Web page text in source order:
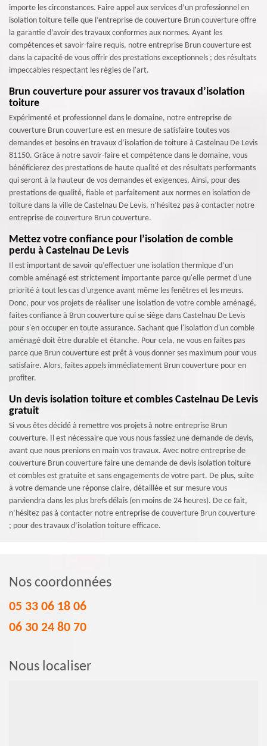
importe les circonstances. Faire appel aux services d’un professionnel en
isolation toiture telle que l’entreprise de couverture Brun couverture offre
la garantie d’avoir des travaux conformes aux normes. Ayant les
compétences et savoir-faire requis, notre entreprise Brun couverture est
dans la capacité de vous offrir des prestations exceptionnels ; des résultats
impeccables respectant les règles de l'art.
Brun couverture pour assurer vos travaux d’isolation
toiture
Expérimenté et professionnel dans le domaine, notre entreprise de
couverture Brun couverture est en mesure de satisfaire toutes vos
demandes et besoins en travaux d’isolation de toiture à Castelnau De Levis
81150. Grâce à notre savoir-faire et compétence dans le domaine, vous
bénéficierez des prestations de haute qualité et des résultats performants
qui seront à la hauteur de vos demandes et exigences. Ainsi, pour des
prestations de qualité, fiable et parfaitement aux normes en isolation de
toiture dans la ville de Castelnau De Levis, n’hésitez pas à contacter notre
entreprise de couverture Brun couverture.
Mettez votre confiance pour l’isolation de comble
perdu à Castelnau De Levis
Il est important de savoir qu’effectuer une isolation thermique d’un
comble aménagé est strictement importante parce qu'elle permet d'une
priorité à tout les cas d'urgence avant même les fenêtres et les meurs.
Donc, pour vos projets de réaliser une isolation de votre comble aménagé,
faites confiance à Brun couverture qui se siège dans Castelnau De Levis
pour s'en occuper en toute assurance. Sachant que l'isolation d'un comble
aménagé doit être durable et étanche. Pour cela, ne vous en faites pas
parce que Brun couverture est prêt à vous donner ses maximum pour vous
satisfaire. Alors, faites appels immédiatement Brun couverture pour en
profiter.
Un devis isolation toiture et combles Castelnau De Levis
gratuit
Si vous êtes décidé à remettre vos projets à notre entreprise Brun
couverture. Il est nécessaire que vous nous fassiez une demande de devis,
avant que nous prenions en main vos travaux. Avec notre entreprise de
couverture Brun couverture faire une demande de devis isolation toiture
et combles est gratuite et sans engagements de votre part. De plus, suite
à votre demande une réponse claire, détaillée et sur mesure vous
parviendra dans les plus brefs délais (en moins de 24 heures). De ce fait,
n’hésitez pas à contacter notre entreprise de couverture Brun couverture
; pour des travaux d’isolation toiture efficace.
Nos coordonnées
05 33 06 18 06
06 30 24 80 70
Nous localiser